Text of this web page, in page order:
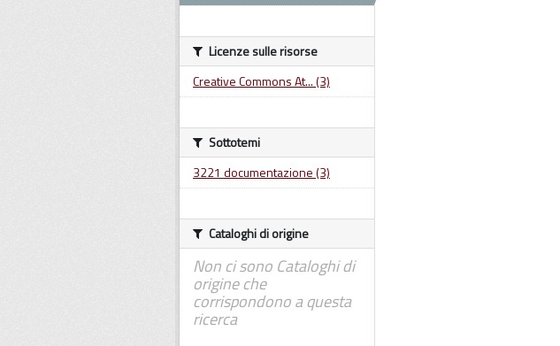
Licenze sulle risorse
Creative Commons At... (3)
Sottotemi
3221 documentazione (3)
Cataloghi di origine
Non ci sono Cataloghi di
origine che
corrispondono a questa
ricerca